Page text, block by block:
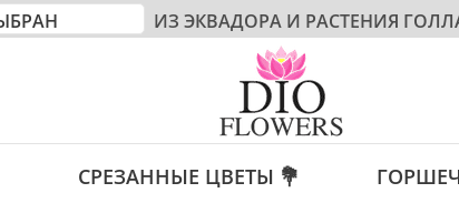
ИЗ ЭКВАДОРА И РАСТЕНИЯ
СРЕЗАННЫЕ ЦВЕТЫ 💐